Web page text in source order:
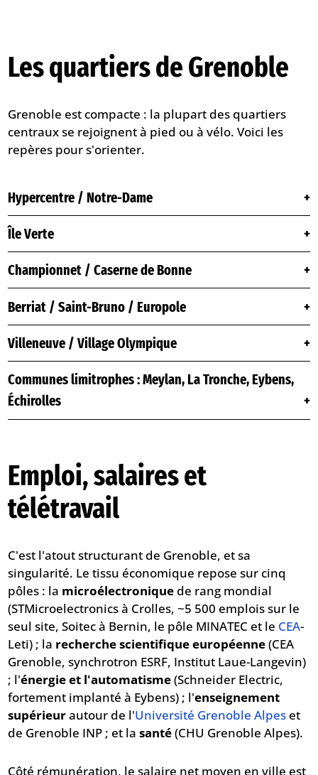
Les quartiers de Grenoble
Grenoble est compacte : la plupart des quartiers
centraux se rejoignent à pied ou à vélo. Voici les
repères pour s'orienter.
Hypercentre / Notre-Dame
Île Verte
Championnet / Caserne de Bonne
Berriat / Saint-Bruno / Europole
Villeneuve / Village Olympique
Communes limitrophes : Meylan, La Tronche, Eybens,
Échirolles
Emploi, salaires et
télétravail
C'est l'atout structurant de Grenoble, et sa
singularité. Le tissu économique repose sur cinq
pôles : la microélectronique de rang mondial
(STMicroelectronics à Crolles, ~5 500 emplois sur le
seul site, Soitec à Bernin, le pôle MINATEC et le CEA-
Leti) ; la recherche scientifique européenne(CEA
Grenoble, synchrotron ESRF, Institut Laue-Langevin)
; l'énergie et l'automatisme(Schneider Electric,
fortement implanté à Eybens) ; l'enseignement
supérieurautour de l'Université Grenoble Alpes et
de Grenoble INP ; et lasanté(CHU Grenoble Alpes).
Côté rémunération, le salaire net moyen en ville est